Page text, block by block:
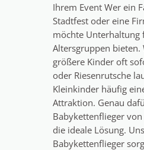
Ihrem Event Wer ein
Stadtfest oder eine
möchte Unterhaltung
Altersgruppen bieten.
größere Kinder oft
oder Riesenrutsche
Kleinkinder häufig
Attraktion. Genau
Babykettenflieger von
die ideale Lösung.
Babykettenflieger